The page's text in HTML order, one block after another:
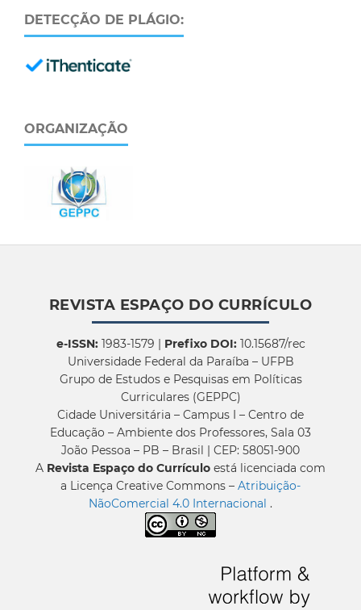
DETECÇÃO DE PLÁGIO:
ORGANIZAÇÃO
REVISTA ESPAÇO DO CURRÍCULO
e-ISSN:1983-1579 | Prefixo DOI:10.15687/rec
Universidade Federal da Paraíba – UFPB
Grupo de Estudos e Pesquisas em Políticas
Curriculares (GEPPC)
Cidade Universitária – Campus I – Centro de
Educação – Ambiente dos Professores, Sala 03
João Pessoa – PB – Brasil | CEP: 58051-900
A Revista Espaço do Currículo está licenciada com
a Licença Creative Commons – Atribuição-
NãoComercial 4.0 Internacional .